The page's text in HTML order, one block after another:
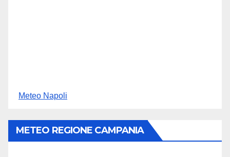
Meteo Napoli
METEO REGIONE CAMPANIA